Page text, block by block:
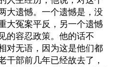
大遗憾。一个遗憾是，没
大冤案平反，另一个遗憾
的容忍政策。他的话不
对无语，因为这是他们都
干部前几年已经故去了，